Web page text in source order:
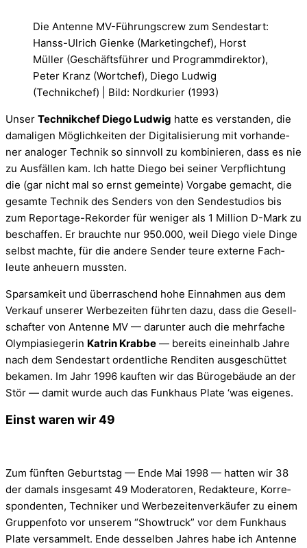
Die Antenne MV-Führungscrew zum Sendestart:
Hanss-Ulrich Gienke (Marketingchef), Horst
Müller (Geschäftsführer und Programmdirektor),
Peter Kranz (Wortchef), Diego Ludwig
(Technikchef) | Bild: Nordkurier (1993)
Unser Tech­nik­chef Diego Lud­wig hatte es ver­stan­den, die
dama­li­gen Mög­lich­kei­ten der Digi­ta­li­sie­rung mit vor­han­de­
ner ana­lo­ger Tech­nik so sinn­voll zu kom­bi­nie­ren, dass es nie
zu Aus­fäl­len kam. Ich hatte Diego bei sei­ner Ver­pflich­tung
die (gar nicht mal so ernst gemeinte) Vor­gabe gemacht, die
gesamte Tech­nik des Sen­ders von den Sen­de­stu­dios bis
zum Reportage-Rekorder für weni­ger als 1 Mil­lion D-Mark zu
beschaf­fen. Er brauchte nur 950.000, weil Diego viele Dinge
selbst machte, für die andere Sen­der teure externe Fach­
leute anheu­ern mussten.
Spar­sam­keit und über­ra­schend hohe Ein­nah­men aus dem
Ver­kauf unse­rer Wer­be­zei­ten führ­ten dazu, dass die Gesell­
schaf­ter von Antenne MV — dar­un­ter auch die mehr­fa­che
Olym­pia­sie­ge­rin Kat­rin Krabbe — bereits ein­ein­halb Jahre
nach dem Sen­de­start ordent­li­che Ren­di­ten aus­ge­schüt­tet
beka­men. Im Jahr 1996 kauf­ten wir das Büro­ge­bäude an der
Stör — damit wurde auch das Funk­haus Plate ‘was eigenes.
Einst waren wir 49
Zum fünf­ten Geburts­tag — Ende Mai 1998 — hat­ten wir 38
der damals ins­ge­samt 49 Mode­ra­to­ren, Redak­teure, Kor­re­
spon­den­ten, Tech­ni­ker und Wer­be­zei­ten­ver­käu­fer zu einem
Grup­pen­foto vor unse­rem “Show­truck” vor dem Funk­haus
Plate ver­sam­melt. Ende desselben Jahres habe ich Antenne